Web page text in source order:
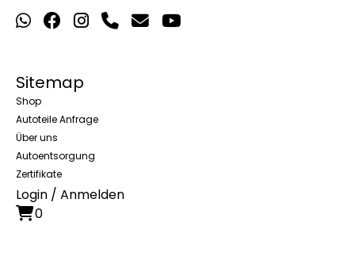
Sitemap
Shop
Autoteile Anfrage
Über uns
Autoentsorgung
Zertifikate
Login / Anmelden
0